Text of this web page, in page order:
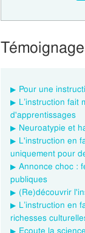
Pour une
L’instruction fait
d'apprentissages
Neuroatypie et
L'instruction en
uniquement pour
Annonce choc :
publiques
(Re)découvrir
L’instruction en
richesses
Ecoute la science